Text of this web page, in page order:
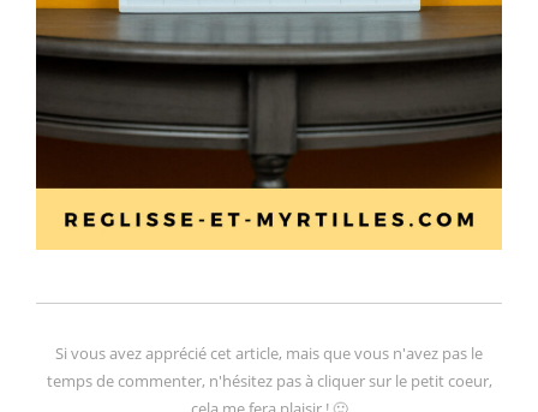
Si vous avez apprécié cet article, mais que vous n'avez pas le
temps de commenter, n'hésitez pas à cliquer sur le petit coeur,